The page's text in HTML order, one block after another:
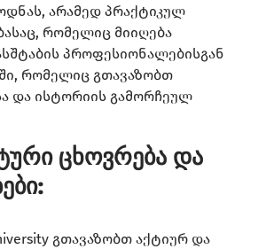
არამედ პრაქტიკულ
რომელიც მიიღება
პროფესიონალებისგან
რომელიც გთავაზობთ
და ისტორიის გამორჩეულ
ცხოვრება და
გთავაზობთ აქტიურ და